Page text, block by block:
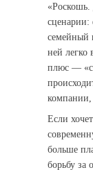
«Роскошь.
сценарии:
семейный
ней легко
плюс —
компании,
Если
больше
борьбу за